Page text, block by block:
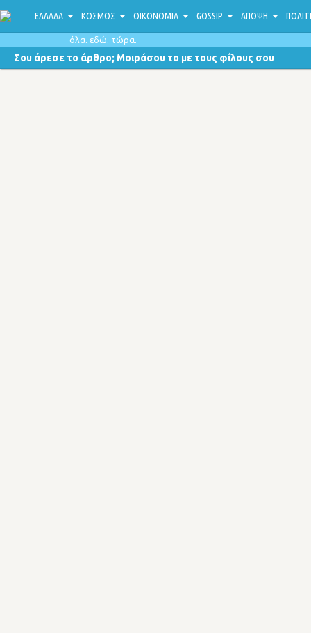
ΕΛΛΑΔΑ ΚΟΣΜΟΣ ΟΙΚΟΝΟΜΙΑ GOSSIP ΑΠΟΨΗ
όλα. εδώ. τώρα.
Σου άρεσε το άρθρο; Μοιράσου το με τους φίλους σου